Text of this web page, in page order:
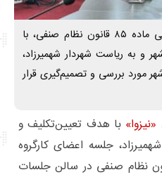
در جلسه کارگروه آیین‌نامه اجرایی ماده ۸۵ قانون نظام صنفی، با
و به ریاست شهردار شهمیرزاد،
مورد بررسی و تصمیم‌گیری قرار
«نیزوا» با هدف تعیین‌تکلیف و
جلسه اعضای کارگروه
اجرایی ماده ۸۵ قانون نظام صنفی در سالن جلسات